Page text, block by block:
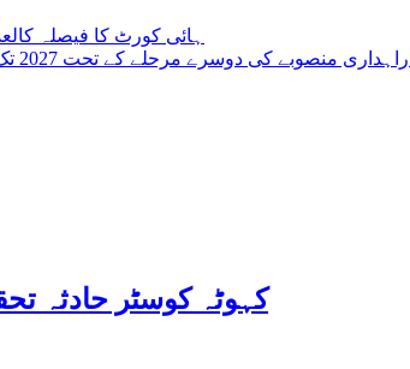
ہائی کورٹ کا فیصلہ
کے تحت 2027 تک3 ہزار 428 میگاواٹ پن بجلی قومی گرڈ میں شامل ہو گی، حکام سی پیک اتھارٹی
کہوٹہ کوسٹر حادثہ